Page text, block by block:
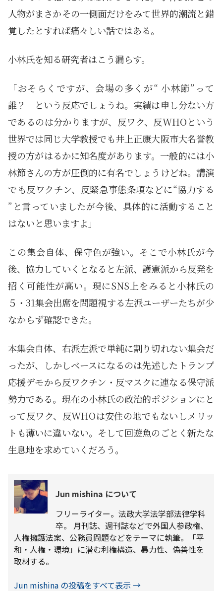
人物がまさかその一側面だけをみて世界的潮流と錯
覚したとすれば痛々しい話ではある。
小林氏を知る研究者はこう漏らす。
「おそらくですが、会場の多くが“ 小林節”って
誰？ という反応でしょうね。実績は申し分ない方
であるのは分かりますが、反ワク、反WHOという
世界では同じ大学教授でも井上正康大阪市大名誉教
授の方がはるかに知名度があります。一般的には小
林節さんの方が圧倒的に有名でしょうけどね。講演
でも反ワクチン、反緊急事態条項などに“協力する
”と言っていましたが今後、具体的に活動すること
はないと思いますよ」
この集会自体、保守色が強い。そこで小林氏が今
後、協力していくとなると左派、護憲派から反発を
招く可能性が高い。現にSNS上をみると小林氏の
５・31集会出席を問題視する左派ユーザーたちが少
なからず確認できた。
本集会自体、右派左派で単純に割り切れない集会だ
ったが、しかしベースになるのは先述したトランプ
応援デモから反ワクチン・反マスクに連なる保守派
勢力である。現在の小林氏の政治的ポジションにと
って反ワク、反WHOは安住の地でもないしメリッ
トも薄いに違いない。そして回遊魚のごとく新たな
生息地を求めていくだろう。
Jun mishina について
フリーライター。法政大学法学部法律学科
卒。 月刊誌、週刊誌などで外国人参政権、
人権擁護法案、公務員問題などをテーマに執筆。「平
和・人権・環境」に潜む利権構造、暴力性、偽善性を
取材する。
Jun mishina の投稿をすべて表示 →